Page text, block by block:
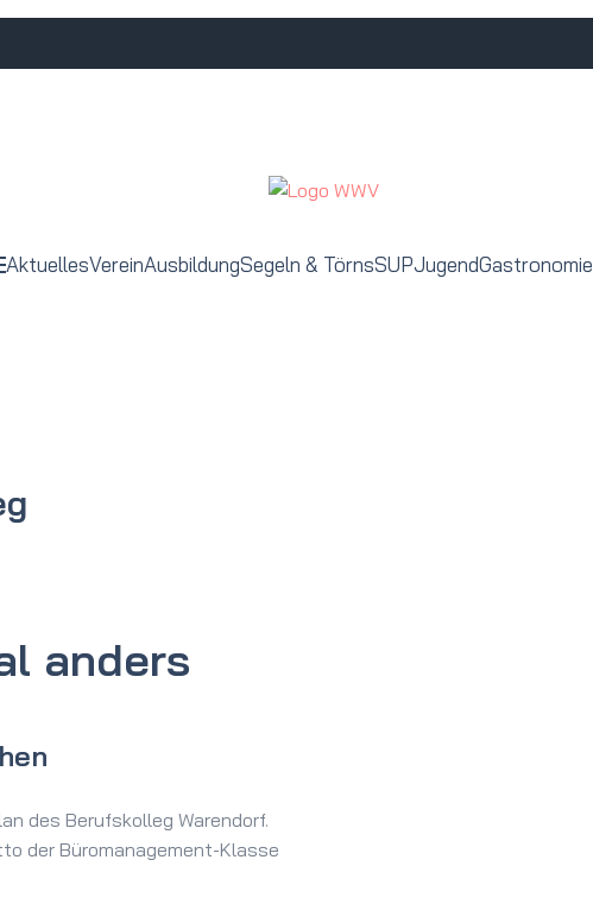
AktuellesVereinAusbildungSegeln & TörnsSUPJugendGastronomie
anders
des Berufskolleg Warendorf.
der Büromanagement-Klasse